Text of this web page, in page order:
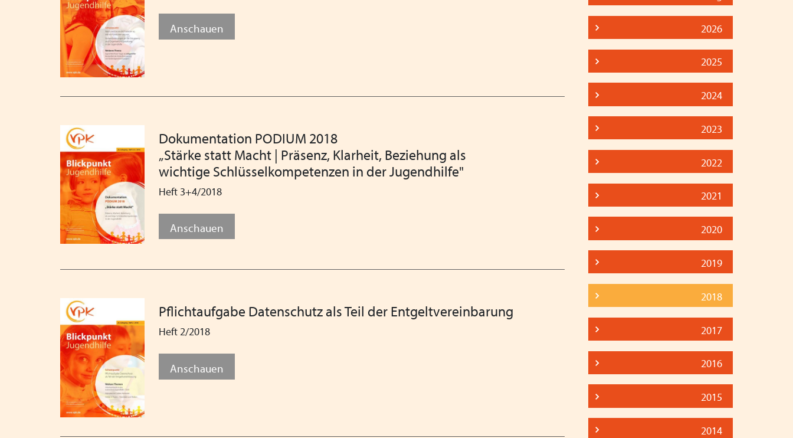
Anschauen
Dokumentation PODIUM 2018
„Stärke statt Macht | Präsenz, Klarheit, Beziehung als
wichtige Schlüsselkompetenzen in der Jugendhilfe"
Heft 3+4/2018
Anschauen
Pflichtaufgabe Datenschutz als Teil der Entgeltvereinbarung
Heft 2/2018
Anschauen
2026
2025
2024
2023
2022
2021
2020
2019
2018
2017
2016
2015
2014